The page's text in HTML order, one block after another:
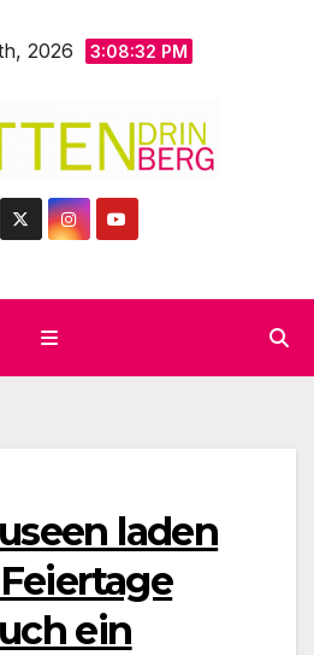
2026 3:08:34 PM
laden
ein